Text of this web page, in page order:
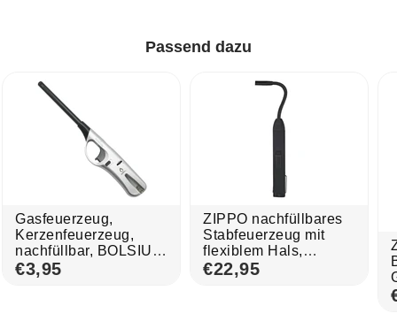
Passend dazu
Gasfeuerzeug,
Kerzenfeuerzeug,
nachfüllbar, BOLSIUS,
mit regulierbarer
Flamme
€3,95
ZIPPO nachfüllbares
Stabfeuerzeug mit
flexiblem Hals,
Schwarz, mit
einstellbarer Flamme
€22,95